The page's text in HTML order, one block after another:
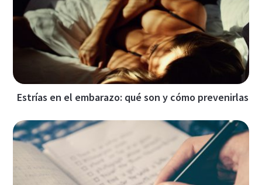
Estrías en el embarazo: qué son y cómo prevenirlas